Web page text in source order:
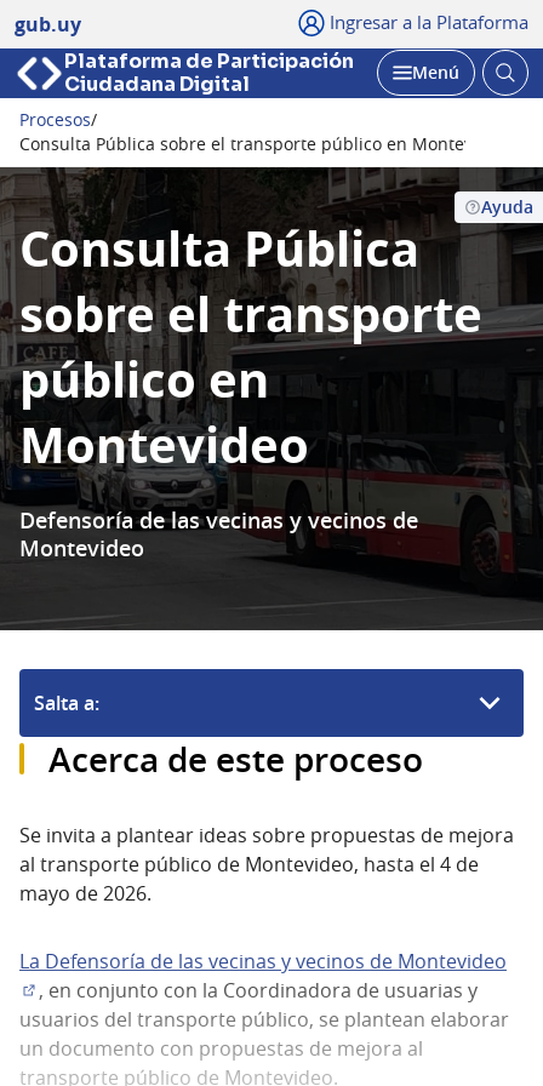
gub.uy Ingresar a la Plataforma
Plataforma de Participación
Ciudadana Digital
Abrir
Menú
Procesos/
Consulta Pública sobre el transporte público en Montevideo
Ayuda
Consulta Pública
sobre el transporte
público en
Montevideo
Defensoría de las vecinas y vecinos de
Montevideo
Acerca de este proceso
Se invita a plantear ideas sobre propuestas de mejora
al transporte público de Montevideo, hasta el 4 de
mayo de 2026.
La Defensoría de las vecinas y vecinos de Montevideo
(Enlace externo)
, en conjunto con la Coordinadora de usuarias y
usuarios del transporte público, se plantean elaborar
un documento con propuestas de mejora al
transporte público de Montevideo.
Salta a: